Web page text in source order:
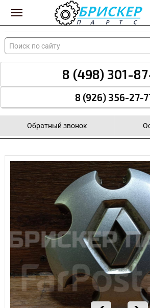
Вход для поставщиков
8 (498) 301-
8 (926) 356-27-
Обратный звонок